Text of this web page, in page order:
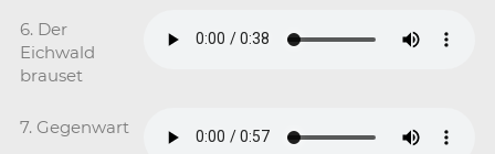
6. Der
Eichwald
brauset
7. Gegenwart